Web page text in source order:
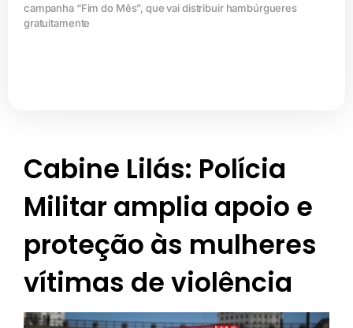
campanha “Fim do Mês”, que vai distribuir hambúrgueres
gratuitamente
Cabine Lilás: Polícia
Militar amplia apoio e
proteção às mulheres
vítimas de violência